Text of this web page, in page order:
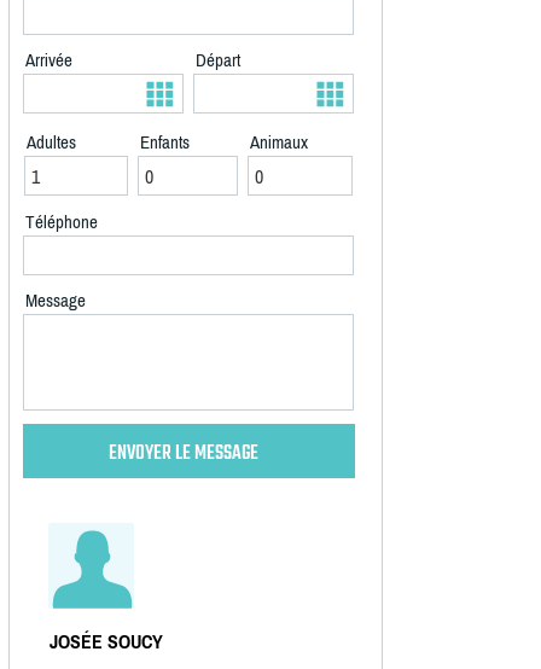
Arrivée Départ
Adultes Enfants Animaux
Téléphone
Message
JOSÉE SOUCY